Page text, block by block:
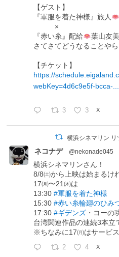
【ゲスト】
『軍服を着た神様』旅人
×
『赤い糸』配給
葉山友
さてさてどうなることやら
【チケット】
https://
webKey=4d6c9e5f-bcca-...
3 3 X
横浜シネマリン リ
ネコナデ @nekonade045
横浜シネマリンさん！
8/8㈯から上映は始まるけ
17㈪〜21㈭は
13:30#軍服を着た神様
15:30#赤い糸輪廻のひみ
17:30#ギデンズ ・コーの
台湾関連作品の連続3本立
※ちなみに17㈪はサービ
2 4 X